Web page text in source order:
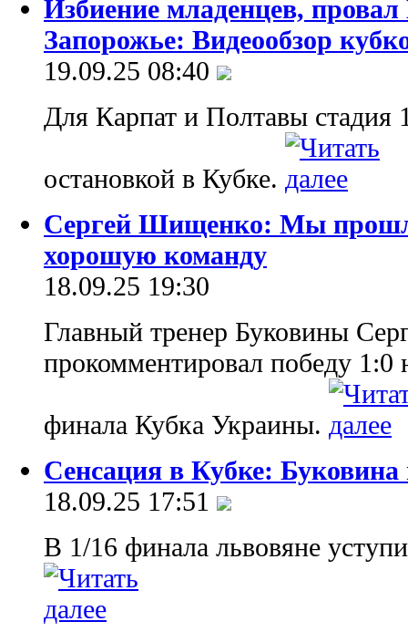
Избиение младенцев,
Запорожье: Видеообзор
19.09.25 08:40
Для Карпат и Полтавы стадия
остановкой в Кубке.
Сергей Шищенко: Мы
хорошую команду
18.09.25 19:30
Главный тренер Буковины
прокомментировал победу 1:0
финала Кубка Украины.
Сенсация в Кубке:
18.09.25 17:51
В 1/16 финала львовяне